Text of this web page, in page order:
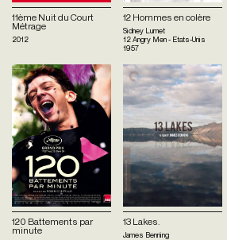
11ème Nuit du Court
Métrage
2012
12 Hommes en colère
Sidney Lumet
12 Angry Men - Etats-Unis
1957
120 Battements par
minute
13 Lakes.
James Benning